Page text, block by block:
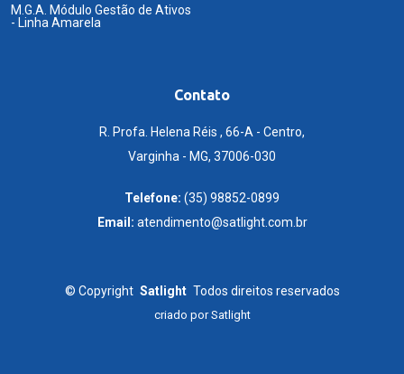
M.G.A. Módulo Gestão de Ativos
- Linha Amarela
Contato
R. Profa. Helena Réis , 66-A - Centro,
Varginha - MG, 37006-030
Telefone: (35) 98852-0899
Email: atendimento@satlight.com.br
© Copyright Satlight Todos direitos reservados
criado porSatlight